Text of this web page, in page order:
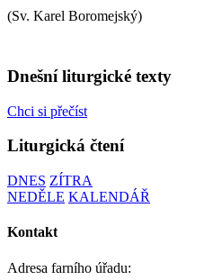
(Sv. Karel Boromejský)
Dnešní liturgické texty
Chci si přečíst
Liturgická čtení
DNES ZÍTRA
NEDĚLE KALENDÁŘ
Kontakt
Adresa farního úřadu: